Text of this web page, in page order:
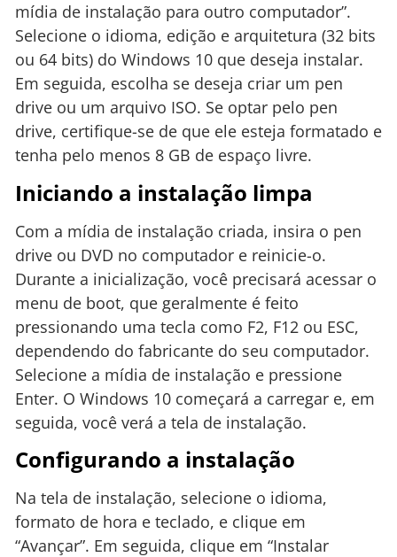
mídia de instalação para outro computador”.
Selecione o idioma, edição e arquitetura (32 bits
ou 64 bits) do Windows 10 que deseja instalar.
Em seguida, escolha se deseja criar um pen
drive ou um arquivo ISO. Se optar pelo pen
drive, certifique-se de que ele esteja formatado e
tenha pelo menos 8 GB de espaço livre.
Iniciando a instalação limpa
Com a mídia de instalação criada, insira o pen
drive ou DVD no computador e reinicie-o.
Durante a inicialização, você precisará acessar o
menu de boot, que geralmente é feito
pressionando uma tecla como F2, F12 ou ESC,
dependendo do fabricante do seu computador.
Selecione a mídia de instalação e pressione
Enter. O Windows 10 começará a carregar e, em
seguida, você verá a tela de instalação.
Configurando a instalação
Na tela de instalação, selecione o idioma,
formato de hora e teclado, e clique em
“Avançar”. Em seguida, clique em “Instalar